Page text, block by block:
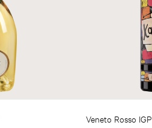
Veneto Rosso IGP